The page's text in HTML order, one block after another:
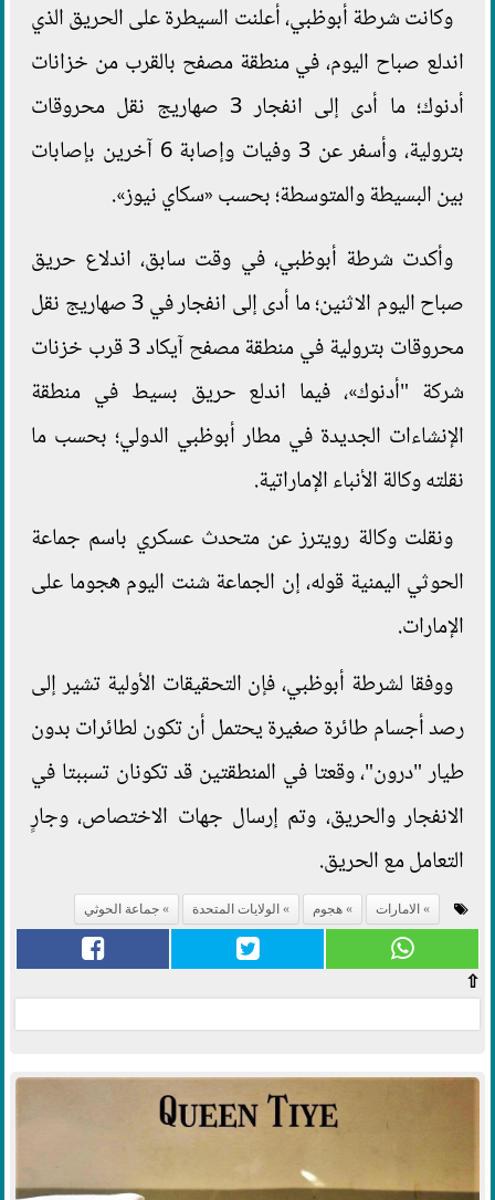
وكانت شرطة أبوظبي، أعلنت السيطرة على الحريق الذي
اندلع صباح اليوم، في منطقة مصفح بالقرب من خزانات
أدنوك؛ ما أدى إلى انفجار 3 صهاريج نقل محروقات
بترولية، وأسفر عن 3 وفيات وإصابة 6 آخرين بإصابات
بين البسيطة والمتوسطة؛ بحسب «سكاي نيوز».
وأكدت شرطة أبوظبي، في وقت سابق، اندلاع حريق
صباح اليوم الاثنين؛ ما أدى إلى انفجار في 3 صهاريج نقل
محروقات بترولية في منطقة مصفح آيكاد 3 قرب خزنات
شركة "أدنوك»، فيما اندلع حريق بسيط في منطقة
الإنشاءات الجديدة في مطار أبوظبي الدولي؛ بحسب ما
نقلته وكالة الأنباء الإماراتية.
ونقلت وكالة رويترز عن متحدث عسكري باسم جماعة
الحوثي اليمنية قوله، إن الجماعة شنت اليوم هجوما على
الإمارات.
ووفقا لشرطة أبوظبي، فإن التحقيقات الأولية تشير إلى
رصد أجسام طائرة صغيرة يحتمل أن تكون لطائرات بدون
طيار "درون"، وقعتا في المنطقتين قد تكونان تسببتا في
الانفجار والحريق، وتم إرسال جهات الاختصاص، وجارٍ
التعامل مع الحريق.
الامارات هجوم الولايات المتحدة جماعة الحوثي
⇧